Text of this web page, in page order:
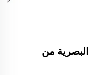
تحويل مساحتك مع شرائح LED البصرية من